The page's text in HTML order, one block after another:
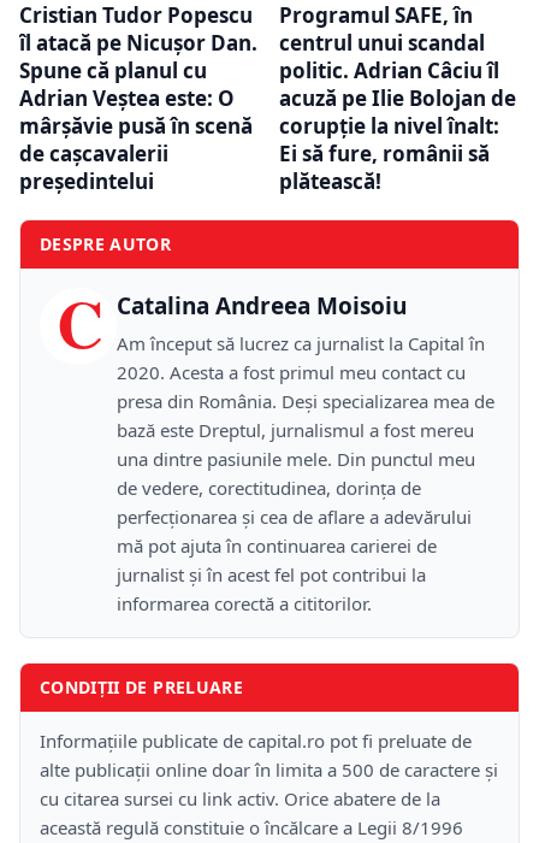
Cristian Tudor Popescu
îl atacă pe Nicușor Dan.
Spune că planul cu
Adrian Veștea este: O
mârșăvie pusă în scenă
de cașcavalerii
președintelui
Programul SAFE, în
centrul unui scandal
politic. Adrian Câciu îl
acuză pe Ilie Bolojan de
corupție la nivel înalt:
Ei să fure, românii să
plătească!
DESPRE AUTOR
C Catalina Andreea Moisoiu
Am început să lucrez ca jurnalist la Capital în
2020. Acesta a fost primul meu contact cu
presa din România. Deși specializarea mea de
bază este Dreptul, jurnalismul a fost mereu
una dintre pasiunile mele. Din punctul meu
de vedere, corectitudinea, dorința de
perfecționarea și cea de aflare a adevărului
mă pot ajuta în continuarea carierei de
jurnalist și în acest fel pot contribui la
informarea corectă a cititorilor.
CONDIȚII DE PRELUARE
Informațiile publicate de capital.ro pot fi preluate de
alte publicații online doar în limita a 500 de caractere și
cu citarea sursei cu link activ. Orice abatere de la
această regulă constituie o încălcare a Legii 8/1996